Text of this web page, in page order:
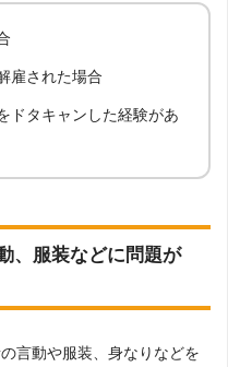
雇された場合
ドタキャンした経験があ
、服装などに問題が
言動や服装、身なりなどを